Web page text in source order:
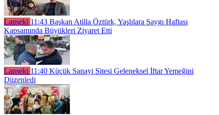
Lapseki 11:43 Başkan Atilla Öztürk, Yaşlılara Saygı Haftası
Kapsamında Büyükleri Ziyaret Etti
Lapseki 11:40 Küçük Sanayi Sitesi Geleneksel İftar Yemeğini
Düzenledi